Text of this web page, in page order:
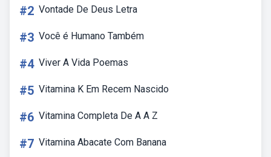
#2 Vontade De Deus Letra
#3 Você é Humano Também
#4 Viver A Vida Poemas
#5 Vitamina K Em Recem Nascido
#6 Vitamina Completa De A A Z
#7 Vitamina Abacate Com Banana